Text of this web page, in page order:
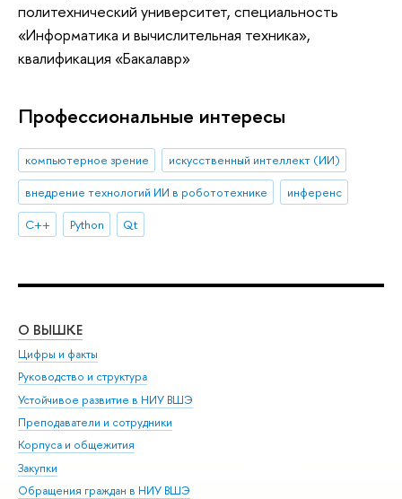
политехнический университет, специальность
«Информатика и вычислительная техника»,
квалификация «Бакалавр»
Профессиональные интересы
компьютерное зрение
искусственный интеллект (ИИ)
внедрение технологий ИИ в робототехнике
инференс
C++
Python Qt
О ВЫШКЕ
Цифры и факты
Руководство и структура
Устойчивое развитие в НИУ ВШЭ
Преподаватели и сотрудники
Корпуса и общежития
Закупки
Обращения граждан в НИУ ВШЭ